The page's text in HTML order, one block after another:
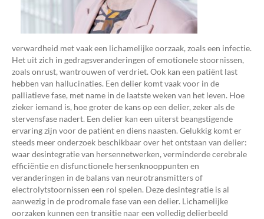
verwardheid met vaak een lichamelijke oorzaak, zoals een infectie.
Het uit zich in gedragsveranderingen of emotionele stoornissen,
zoals onrust, wantrouwen of verdriet. Ook kan een patiënt last
hebben van hallucinaties. Een delier komt vaak voor in de
palliatieve fase, met name in de laatste weken van het leven. Hoe
zieker iemand is, hoe groter de kans op een delier, zeker als de
stervensfase nadert. Een delier kan een uiterst beangstigende
ervaring zijn voor de patiënt en diens naasten. Gelukkig komt er
steeds meer onderzoek beschikbaar over het ontstaan van delier:
waar desintegratie van hersennetwerken, verminderde cerebrale
efficiëntie en disfunctionele hersenknooppunten en
veranderingen in de balans van neurotransmitters of
electrolytstoornissen een rol spelen. Deze desintegratie is al
aanwezig in de prodromale fase van een delier. Lichamelijke
oorzaken kunnen een transitie naar een volledig delierbeeld